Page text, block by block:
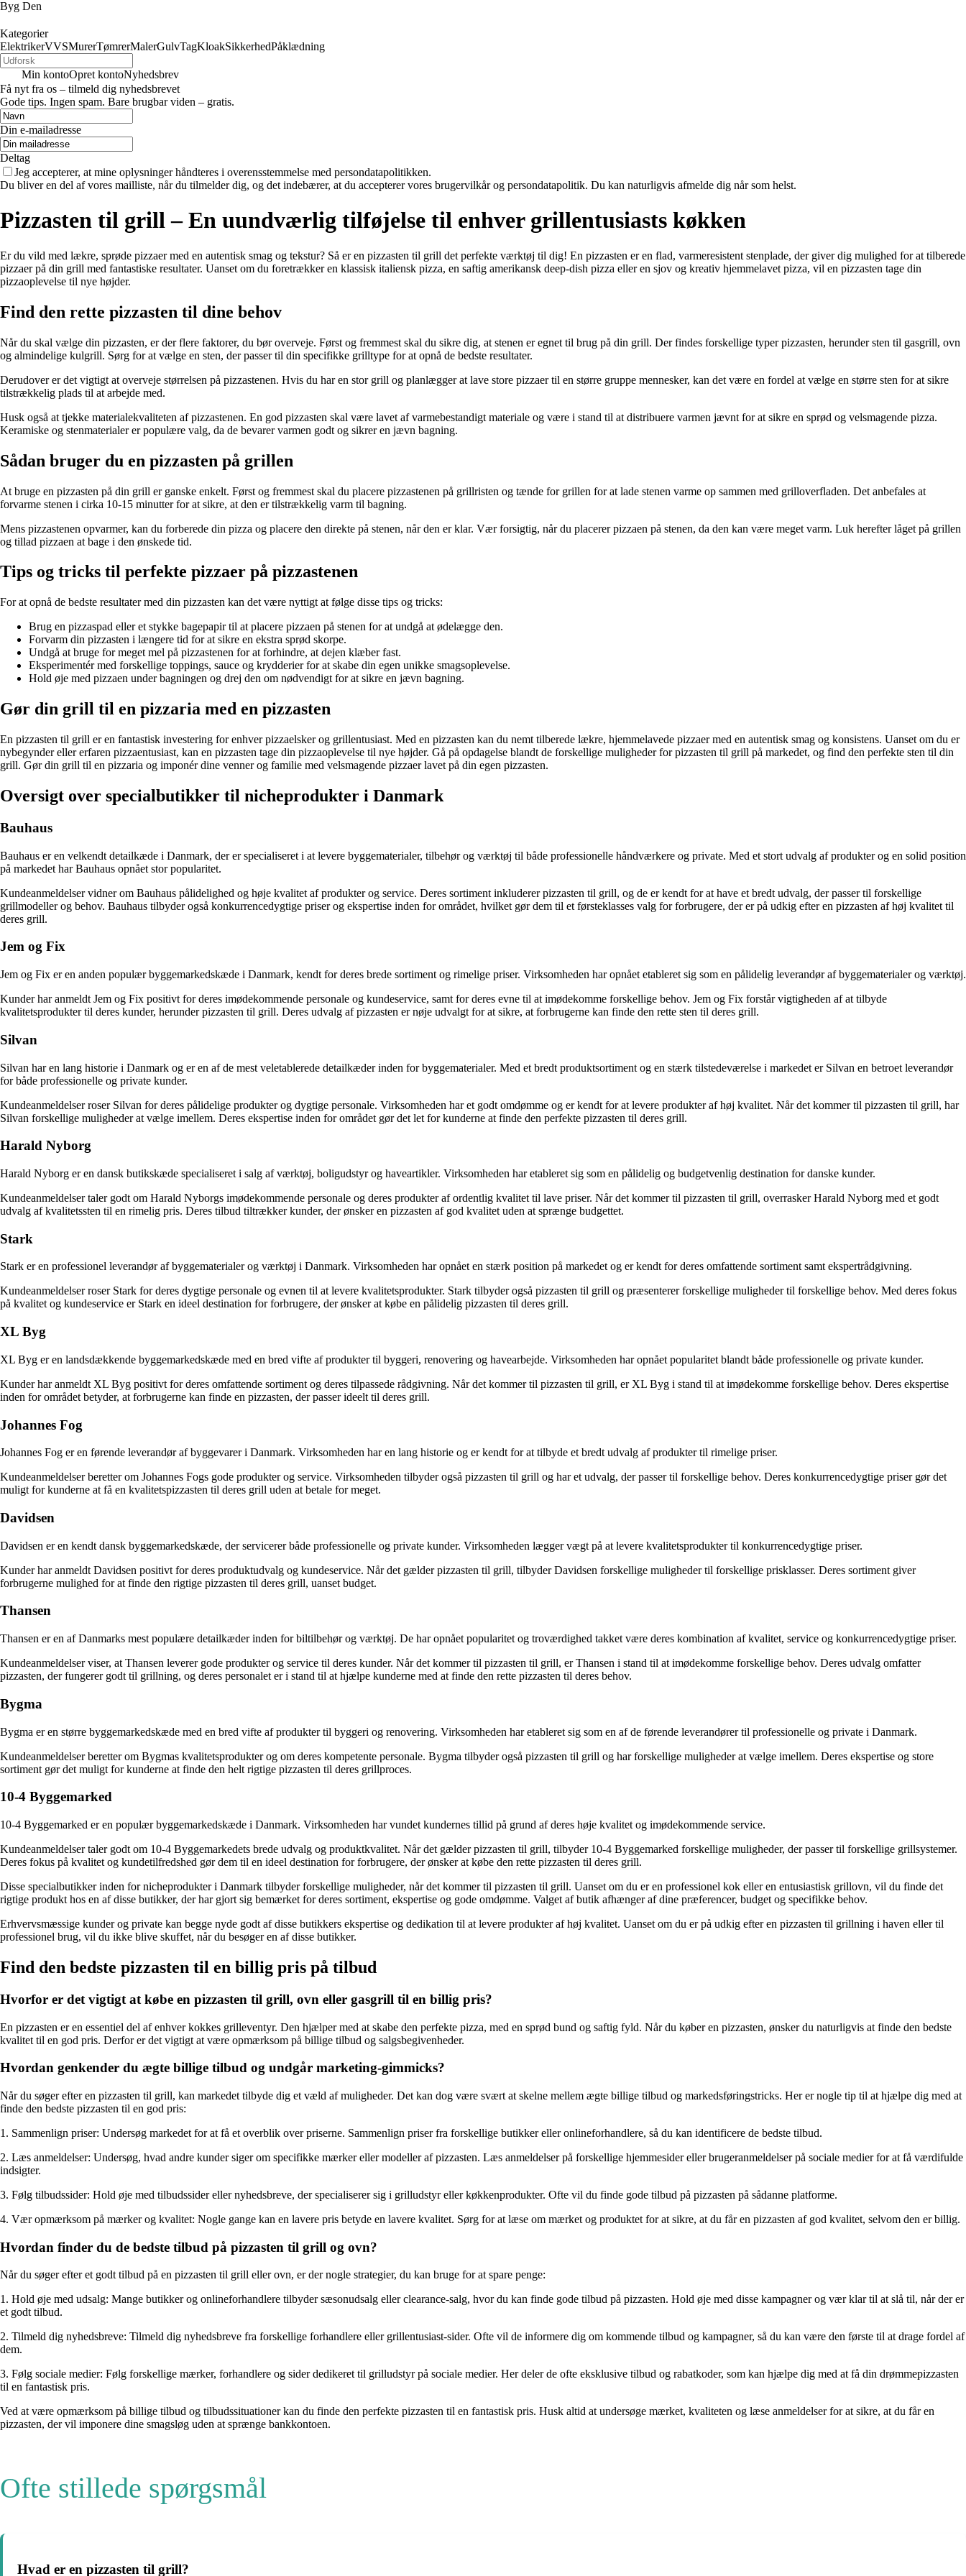
Byg Den
Kategorier
ElektrikerVVSMurerTømrerMalerGulvTagKloakSikkerhedPåklædning
Min kontoOpret kontoNyhedsbrev
Få nyt fra os – tilmeld dig nyhedsbrevet
Gode tips. Ingen spam. Bare brugbar viden – gratis.
Din e-mailadresse
Deltag
Jeg accepterer, at mine oplysninger håndteres i overensstemmelse med persondatapolitikken.
Du bliver en del af vores mailliste, når du tilmelder dig, og det indebærer, at du accepterer vores brugervilkår og persondatapolitik. Du kan naturligvis afmelde dig når som helst.
Pizzasten til grill – En uundværlig tilføjelse til enhver grillentusiasts køkken
Er du vild med lækre, sprøde pizzaer med en autentisk smag og tekstur? Så er en pizzasten til grill det perfekte værktøj til dig! En pizzasten er en flad, varmeresistent stenplade, der giver dig mulighed for at tilberede
pizzaer på din grill med fantastiske resultater. Uanset om du foretrækker en klassisk italiensk pizza, en saftig amerikansk deep-dish pizza eller en sjov og kreativ hjemmelavet pizza, vil en pizzasten tage din
pizzaoplevelse til nye højder.
Find den rette pizzasten til dine behov
Når du skal vælge din pizzasten, er der flere faktorer, du bør overveje. Først og fremmest skal du sikre dig, at stenen er egnet til brug på din grill. Der findes forskellige typer pizzasten, herunder sten til gasgrill, ovn
og almindelige kulgrill. Sørg for at vælge en sten, der passer til din specifikke grilltype for at opnå de bedste resultater.
Derudover er det vigtigt at overveje størrelsen på pizzastenen. Hvis du har en stor grill og planlægger at lave store pizzaer til en større gruppe mennesker, kan det være en fordel at vælge en større sten for at sikre
tilstrækkelig plads til at arbejde med.
Husk også at tjekke materialekvaliteten af pizzastenen. En god pizzasten skal være lavet af varmebestandigt materiale og være i stand til at distribuere varmen jævnt for at sikre en sprød og velsmagende pizza.
Keramiske og stenmaterialer er populære valg, da de bevarer varmen godt og sikrer en jævn bagning.
Sådan bruger du en pizzasten på grillen
At bruge en pizzasten på din grill er ganske enkelt. Først og fremmest skal du placere pizzastenen på grillristen og tænde for grillen for at lade stenen varme op sammen med grilloverfladen. Det anbefales at
forvarme stenen i cirka 10-15 minutter for at sikre, at den er tilstrækkelig varm til bagning.
Mens pizzastenen opvarmer, kan du forberede din pizza og placere den direkte på stenen, når den er klar. Vær forsigtig, når du placerer pizzaen på stenen, da den kan være meget varm. Luk herefter låget på grillen
og tillad pizzaen at bage i den ønskede tid.
Tips og tricks til perfekte pizzaer på pizzastenen
For at opnå de bedste resultater med din pizzasten kan det være nyttigt at følge disse tips og tricks:
Brug en pizzaspad eller et stykke bagepapir til at placere pizzaen på stenen for at undgå at ødelægge den.
Forvarm din pizzasten i længere tid for at sikre en ekstra sprød skorpe.
Undgå at bruge for meget mel på pizzastenen for at forhindre, at dejen klæber fast.
Eksperimentér med forskellige toppings, sauce og krydderier for at skabe din egen unikke smagsoplevelse.
Hold øje med pizzaen under bagningen og drej den om nødvendigt for at sikre en jævn bagning.
Gør din grill til en pizzaria med en pizzasten
En pizzasten til grill er en fantastisk investering for enhver pizzaelsker og grillentusiast. Med en pizzasten kan du nemt tilberede lækre, hjemmelavede pizzaer med en autentisk smag og konsistens. Uanset om du er
nybegynder eller erfaren pizzaentusiast, kan en pizzasten tage din pizzaoplevelse til nye højder. Gå på opdagelse blandt de forskellige muligheder for pizzasten til grill på markedet, og find den perfekte sten til din
grill. Gør din grill til en pizzaria og imponér dine venner og familie med velsmagende pizzaer lavet på din egen pizzasten.
Oversigt over specialbutikker til nicheprodukter i Danmark
Bauhaus
Bauhaus er en velkendt detailkæde i Danmark, der er specialiseret i at levere byggematerialer, tilbehør og værktøj til både professionelle håndværkere og private. Med et stort udvalg af produkter og en solid position
på markedet har Bauhaus opnået stor popularitet.
Kundeanmeldelser vidner om Bauhaus pålidelighed og høje kvalitet af produkter og service. Deres sortiment inkluderer pizzasten til grill, og de er kendt for at have et bredt udvalg, der passer til forskellige
grillmodeller og behov. Bauhaus tilbyder også konkurrencedygtige priser og ekspertise inden for området, hvilket gør dem til et førsteklasses valg for forbrugere, der er på udkig efter en pizzasten af høj kvalitet til
deres grill.
Jem og Fix
Jem og Fix er en anden populær byggemarkedskæde i Danmark, kendt for deres brede sortiment og rimelige priser. Virksomheden har opnået etableret sig som en pålidelig leverandør af byggematerialer og værktøj.
Kunder har anmeldt Jem og Fix positivt for deres imødekommende personale og kundeservice, samt for deres evne til at imødekomme forskellige behov. Jem og Fix forstår vigtigheden af at tilbyde
kvalitetsprodukter til deres kunder, herunder pizzasten til grill. Deres udvalg af pizzasten er nøje udvalgt for at sikre, at forbrugerne kan finde den rette sten til deres grill.
Silvan
Silvan har en lang historie i Danmark og er en af de mest veletablerede detailkæder inden for byggematerialer. Med et bredt produktsortiment og en stærk tilstedeværelse i markedet er Silvan en betroet leverandør
for både professionelle og private kunder.
Kundeanmeldelser roser Silvan for deres pålidelige produkter og dygtige personale. Virksomheden har et godt omdømme og er kendt for at levere produkter af høj kvalitet. Når det kommer til pizzasten til grill, har
Silvan forskellige muligheder at vælge imellem. Deres ekspertise inden for området gør det let for kunderne at finde den perfekte pizzasten til deres grill.
Harald Nyborg
Harald Nyborg er en dansk butikskæde specialiseret i salg af værktøj, boligudstyr og haveartikler. Virksomheden har etableret sig som en pålidelig og budgetvenlig destination for danske kunder.
Kundeanmeldelser taler godt om Harald Nyborgs imødekommende personale og deres produkter af ordentlig kvalitet til lave priser. Når det kommer til pizzasten til grill, overrasker Harald Nyborg med et godt
udvalg af kvalitetssten til en rimelig pris. Deres tilbud tiltrækker kunder, der ønsker en pizzasten af god kvalitet uden at sprænge budgettet.
Stark
Stark er en professionel leverandør af byggematerialer og værktøj i Danmark. Virksomheden har opnået en stærk position på markedet og er kendt for deres omfattende sortiment samt ekspertrådgivning.
Kundeanmeldelser roser Stark for deres dygtige personale og evnen til at levere kvalitetsprodukter. Stark tilbyder også pizzasten til grill og præsenterer forskellige muligheder til forskellige behov. Med deres fokus
på kvalitet og kundeservice er Stark en ideel destination for forbrugere, der ønsker at købe en pålidelig pizzasten til deres grill.
XL Byg
XL Byg er en landsdækkende byggemarkedskæde med en bred vifte af produkter til byggeri, renovering og havearbejde. Virksomheden har opnået popularitet blandt både professionelle og private kunder.
Kunder har anmeldt XL Byg positivt for deres omfattende sortiment og deres tilpassede rådgivning. Når det kommer til pizzasten til grill, er XL Byg i stand til at imødekomme forskellige behov. Deres ekspertise
inden for området betyder, at forbrugerne kan finde en pizzasten, der passer ideelt til deres grill.
Johannes Fog
Johannes Fog er en førende leverandør af byggevarer i Danmark. Virksomheden har en lang historie og er kendt for at tilbyde et bredt udvalg af produkter til rimelige priser.
Kundeanmeldelser beretter om Johannes Fogs gode produkter og service. Virksomheden tilbyder også pizzasten til grill og har et udvalg, der passer til forskellige behov. Deres konkurrencedygtige priser gør det
muligt for kunderne at få en kvalitetspizzasten til deres grill uden at betale for meget.
Davidsen
Davidsen er en kendt dansk byggemarkedskæde, der servicerer både professionelle og private kunder. Virksomheden lægger vægt på at levere kvalitetsprodukter til konkurrencedygtige priser.
Kunder har anmeldt Davidsen positivt for deres produktudvalg og kundeservice. Når det gælder pizzasten til grill, tilbyder Davidsen forskellige muligheder til forskellige prisklasser. Deres sortiment giver
forbrugerne mulighed for at finde den rigtige pizzasten til deres grill, uanset budget.
Thansen
Thansen er en af Danmarks mest populære detailkæder inden for biltilbehør og værktøj. De har opnået popularitet og troværdighed takket være deres kombination af kvalitet, service og konkurrencedygtige priser.
Kundeanmeldelser viser, at Thansen leverer gode produkter og service til deres kunder. Når det kommer til pizzasten til grill, er Thansen i stand til at imødekomme forskellige behov. Deres udvalg omfatter
pizzasten, der fungerer godt til grillning, og deres personalet er i stand til at hjælpe kunderne med at finde den rette pizzasten til deres behov.
Bygma
Bygma er en større byggemarkedskæde med en bred vifte af produkter til byggeri og renovering. Virksomheden har etableret sig som en af de førende leverandører til professionelle og private i Danmark.
Kundeanmeldelser beretter om Bygmas kvalitetsprodukter og om deres kompetente personale. Bygma tilbyder også pizzasten til grill og har forskellige muligheder at vælge imellem. Deres ekspertise og store
sortiment gør det muligt for kunderne at finde den helt rigtige pizzasten til deres grillproces.
10-4 Byggemarked
10-4 Byggemarked er en populær byggemarkedskæde i Danmark. Virksomheden har vundet kundernes tillid på grund af deres høje kvalitet og imødekommende service.
Kundeanmeldelser taler godt om 10-4 Byggemarkedets brede udvalg og produktkvalitet. Når det gælder pizzasten til grill, tilbyder 10-4 Byggemarked forskellige muligheder, der passer til forskellige grillsystemer.
Deres fokus på kvalitet og kundetilfredshed gør dem til en ideel destination for forbrugere, der ønsker at købe den rette pizzasten til deres grill.
Disse specialbutikker inden for nicheprodukter i Danmark tilbyder forskellige muligheder, når det kommer til pizzasten til grill. Uanset om du er en professionel kok eller en entusiastisk grillovn, vil du finde det
rigtige produkt hos en af ​​disse butikker, der har gjort sig bemærket for deres sortiment, ekspertise og gode omdømme. Valget af butik afhænger af dine præferencer, budget og specifikke behov.
Erhvervsmæssige kunder og private kan begge nyde godt af disse butikkers ekspertise og dedikation til at levere produkter af høj kvalitet. Uanset om du er på udkig efter en pizzasten til grillning i haven eller til
professionel brug, vil du ikke blive skuffet, når du besøger en af ​​disse butikker.
Find den bedste pizzasten til en billig pris på tilbud
Hvorfor er det vigtigt at købe en pizzasten til grill, ovn eller gasgrill til en billig pris?
En pizzasten er en essentiel del af enhver kokkes grilleventyr. Den hjælper med at skabe den perfekte pizza, med en sprød bund og saftig fyld. Når du køber en pizzasten, ønsker du naturligvis at finde den bedste
kvalitet til en god pris. Derfor er det vigtigt at være opmærksom på billige tilbud og salgsbegivenheder.
Hvordan genkender du ægte billige tilbud og undgår marketing-gimmicks?
Når du søger efter en pizzasten til grill, kan markedet tilbyde dig et væld af muligheder. Det kan dog være svært at skelne mellem ægte billige tilbud og markedsføringstricks. Her er nogle tip til at hjælpe dig med at
finde den bedste pizzasten til en god pris:
1. Sammenlign priser: Undersøg markedet for at få et overblik over priserne. Sammenlign priser fra forskellige butikker eller onlineforhandlere, så du kan identificere de bedste tilbud.
2. Læs anmeldelser: Undersøg, hvad andre kunder siger om specifikke mærker eller modeller af pizzasten. Læs anmeldelser på forskellige hjemmesider eller brugeranmeldelser på sociale medier for at få værdifulde
indsigter.
3. Følg tilbudssider: Hold øje med tilbudssider eller nyhedsbreve, der specialiserer sig i grilludstyr eller køkkenprodukter. Ofte vil du finde gode tilbud på pizzasten på sådanne platforme.
4. Vær opmærksom på mærker og kvalitet: Nogle gange kan en lavere pris betyde en lavere kvalitet. Sørg for at læse om mærket og produktet for at sikre, at du får en pizzasten af god kvalitet, selvom den er billig.
Hvordan finder du de bedste tilbud på pizzasten til grill og ovn?
Når du søger efter et godt tilbud på en pizzasten til grill eller ovn, er der nogle strategier, du kan bruge for at spare penge:
1. Hold øje med udsalg: Mange butikker og onlineforhandlere tilbyder sæsonudsalg eller clearance-salg, hvor du kan finde gode tilbud på pizzasten. Hold øje med disse kampagner og vær klar til at slå til, når der er
et godt tilbud.
2. Tilmeld dig nyhedsbreve: Tilmeld dig nyhedsbreve fra forskellige forhandlere eller grillentusiast-sider. Ofte vil de informere dig om kommende tilbud og kampagner, så du kan være den første til at drage fordel af
dem.
3. Følg sociale medier: Følg forskellige mærker, forhandlere og sider dedikeret til grilludstyr på sociale medier. Her deler de ofte eksklusive tilbud og rabatkoder, som kan hjælpe dig med at få din drømmepizzasten
til en fantastisk pris.
Ved at være opmærksom på billige tilbud og tilbudssituationer kan du finde den perfekte pizzasten til en fantastisk pris. Husk altid at undersøge mærket, kvaliteten og læse anmeldelser for at sikre, at du får en
pizzasten, der vil imponere dine smagsløg uden at sprænge bankkontoen.
Ofte stillede spørgsmål
Hvad er en pizzasten til grill?